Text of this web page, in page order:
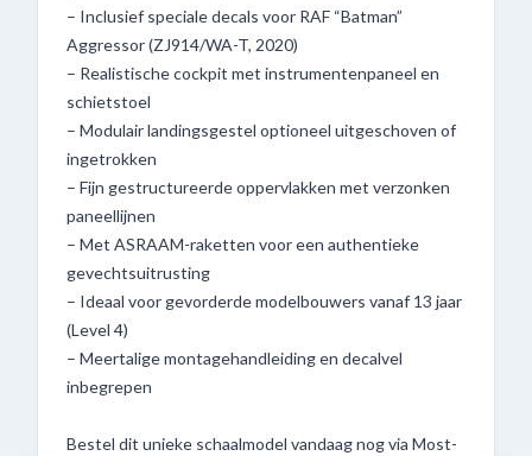
– Inclusief speciale decals voor RAF “Batman”
Aggressor (ZJ914/WA-T, 2020)
– Realistische cockpit met instrumentenpaneel en
schietstoel
– Modulair landingsgestel optioneel uitgeschoven of
ingetrokken
– Fijn gestructureerde oppervlakken met verzonken
paneellijnen
– Met ASRAAM-raketten voor een authentieke
gevechtsuitrusting
– Ideaal voor gevorderde modelbouwers vanaf 13 jaar
(Level 4)
– Meertalige montagehandleiding en decalvel
inbegrepen
Bestel dit unieke schaalmodel vandaag nog via Most-